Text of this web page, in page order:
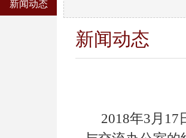
新闻动态
新闻动态
2018年3月17